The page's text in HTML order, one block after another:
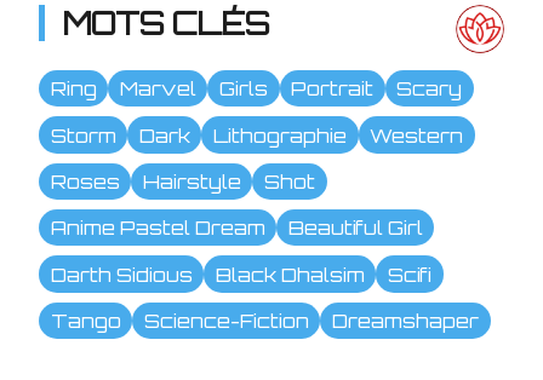
MOTS CLÉS
Ring Marvel Girls Portrait
Scary
Storm
Dark Lithographie
Western
Roses
Hairstyle
Shot
Anime Pastel Dream
Beautiful Girl
Darth Sidious
Black Dhalsim
Scifi
Tango
Science-Fiction Dreamshaper